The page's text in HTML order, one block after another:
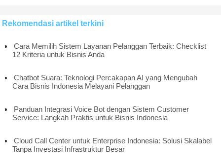
Rekomendasi artikel terkini
Cara Memilih Sistem Layanan Pelanggan Terbaik: Checklist
12 Kriteria untuk Bisnis Anda
Chatbot Suara: Teknologi Percakapan AI yang Mengubah
Cara Bisnis Indonesia Melayani Pelanggan
Panduan Integrasi Voice Bot dengan Sistem Customer
Service: Langkah Praktis untuk Bisnis Indonesia
Cloud Call Center untuk Enterprise Indonesia: Solusi Skalabel
Tanpa Investasi Infrastruktur Besar